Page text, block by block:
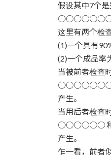
假设其中7个
这里有两个检
(1)一个具有
(2)一个成品率
当被前者检查时
产生。
当用后者检查时
○○○○○○
产生。
乍一看，前者